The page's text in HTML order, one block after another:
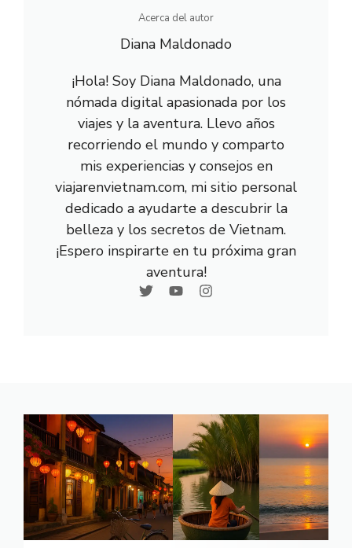
Acerca del autor
Diana Maldonado
¡Hola! Soy Diana Maldonado, una
nómada digital apasionada por los
viajes y la aventura. Llevo años
recorriendo el mundo y comparto
mis experiencias y consejos en
viajarenvietnam.com, mi sitio personal
dedicado a ayudarte a descubrir la
belleza y los secretos de Vietnam.
¡Espero inspirarte en tu próxima gran
aventura!